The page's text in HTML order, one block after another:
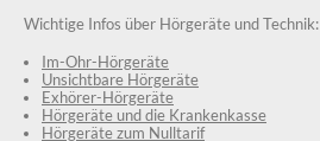
Wichtige Infos über Hörgeräte und Technik:
Im-Ohr-Hörgeräte
Unsichtbare Hörgeräte
Exhörer-Hörgeräte
Hörgeräte und die Krankenkasse
Hörgeräte zum Nulltarif